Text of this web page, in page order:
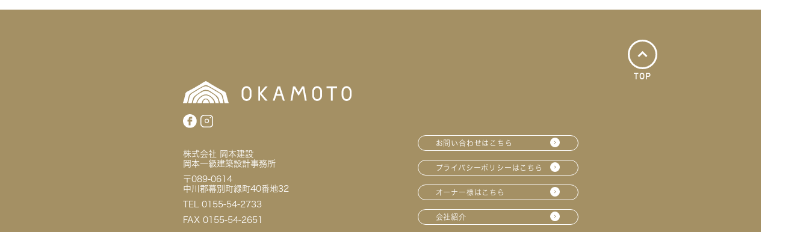
TOP
株式会社 岡本建設
岡本一級建築設計事務所
〒089-0614
中川郡幕別町緑町40番地32
TEL 0155-54-2733
FAX 0155-54-2651
お問い合わせはこちら
プライバシーポリシーはこちら
オーナー様はこちら
会社紹介